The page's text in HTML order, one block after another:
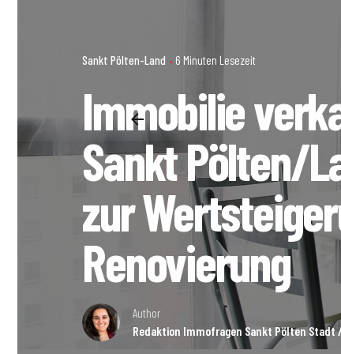
Sankt Pölten-Land 6 Minuten Lesezeit
Immobilie
Sankt Pölten/
zur
Renovierung
Author
Redaktion Immofragen Sankt Pölten Stadt